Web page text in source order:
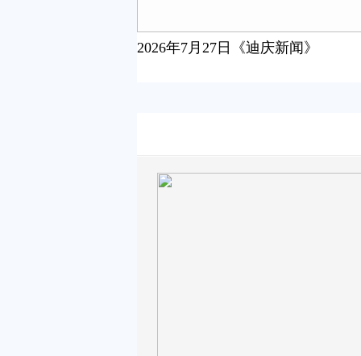
2026年7月27日《迪庆新闻》